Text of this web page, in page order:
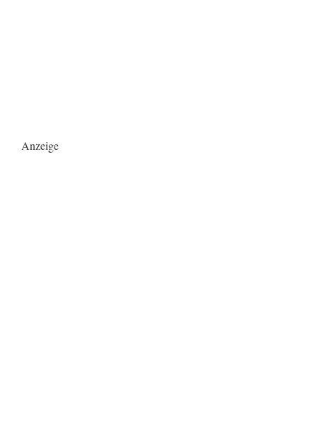
Anzeige